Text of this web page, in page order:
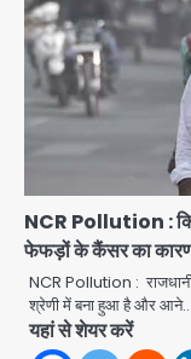
NCR Pollution :
फेफड़ों के कैंसर का
NCR Pollution : राजधानी
श्रेणी में बना हुआ है और आने…
यहां से शेयर करें